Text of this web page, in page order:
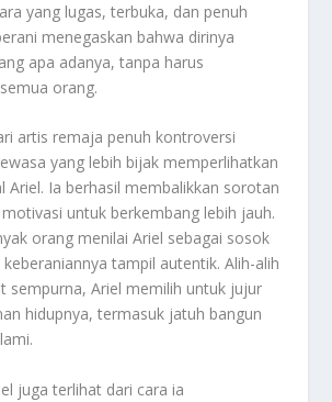
yang lugas, terbuka, dan penuh
menegaskan bahwa dirinya
apa adanya, tanpa harus
orang.
artis remaja penuh kontroversi
yang lebih bijak memperlihatkan
Ariel. Ia berhasil membalikkan sorotan
untuk berkembang lebih jauh.
orang menilai Ariel sebagai sosok
tampil autentik. Alih-alih
sempurna, Ariel memilih untuk jujur
hidupnya, termasuk jatuh bangun
juga terlihat dari cara ia